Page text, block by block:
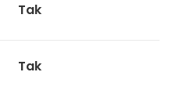
Tak
Tak